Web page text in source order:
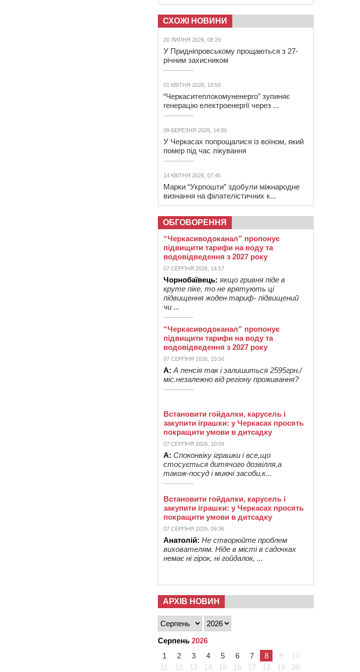
СХОЖІ НОВИНИ
20 ЛИПНЯ 2026, 08:29
У Придніпровському прощаються з 27-
річним захисником
01 КВІТНЯ 2026, 10:50
“Черкаситеплокомуненерго” зупиняє
генерацію електроенергії через ...
09 БЕРЕЗНЯ 2026, 14:00
У Черкасах попрощалися із воїном, який
помер під час лікування
14 КВІТНЯ 2026, 07:45
Марки “Укрпошти” здобули міжнародне
визнання на філателістичних к...
ОБГОВОРЕННЯ
“Черкасиводоканал” пропонує
підвищити тарифи на воду та
водовідведення з 2027 року
07 СЕРПНЯ 2026, 14:57
Чорнобаївець: якщо гривня піде в
круте піке, то не врятують ці
підвищення жоден тариф- підвищений
чи ...
“Черкасиводоканал” пропонує
підвищити тарифи на воду та
водовідведення з 2027 року
07 СЕРПНЯ 2026, 10:56
А: А пенсія так і залишиться 2595грн./
міс.незалежно від регіону проживання?
Встановити гойдалки, карусель і
закупити іграшки: у Черкасах просять
покращити умови в дитсадку
07 СЕРПНЯ 2026, 10:09
А: Споконвіку іграшки і все,що
стосується дитячого дозвілля,а
також-посуд і миючі засоби,к...
Встановити гойдалки, карусель і
закупити іграшки: у Черкасах просять
покращити умови в дитсадку
07 СЕРПНЯ 2026, 09:36
Анатолій: Не створюйте проблем
вихователям. Ніде в місті в садочках
немає ні гірок, ні гойдалок, ...
АРХІВ НОВИН
Серпень 2026
1
2 3 4 5 6 7 8 9
10
11
12 13 14 15 16 17 18 19 20